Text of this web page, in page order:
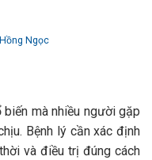
Ngọc
biến mà nhiều người gặp
Bệnh lý cần xác định
và điều trị đúng cách